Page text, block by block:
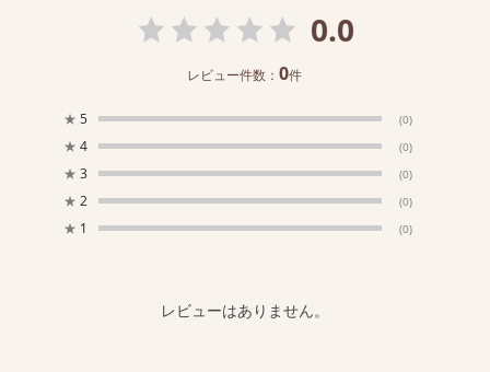
0.0
レビュー件数：0件
★ 5 (0)
★ 4 (0)
★ 3 (0)
★ 2 (0)
★ 1 (0)
レビューはありません。